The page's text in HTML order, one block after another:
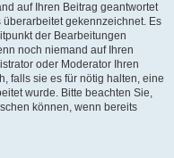
auf Ihren Beitrag geantwortet
gekennzeichnet. Es
der Bearbeitungen
noch niemand auf Ihren
oder Moderator Ihren
falls sie es für nötig halten, eine
wurde. Bitte beachten Sie,
können, wenn bereits